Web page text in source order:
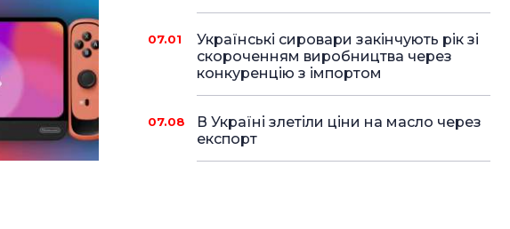
07.01
Українські сировари закінчують рік зі
скороченням виробництва через
конкуренцію з імпортом
07.08
В Україні злетіли ціни на масло через
експорт